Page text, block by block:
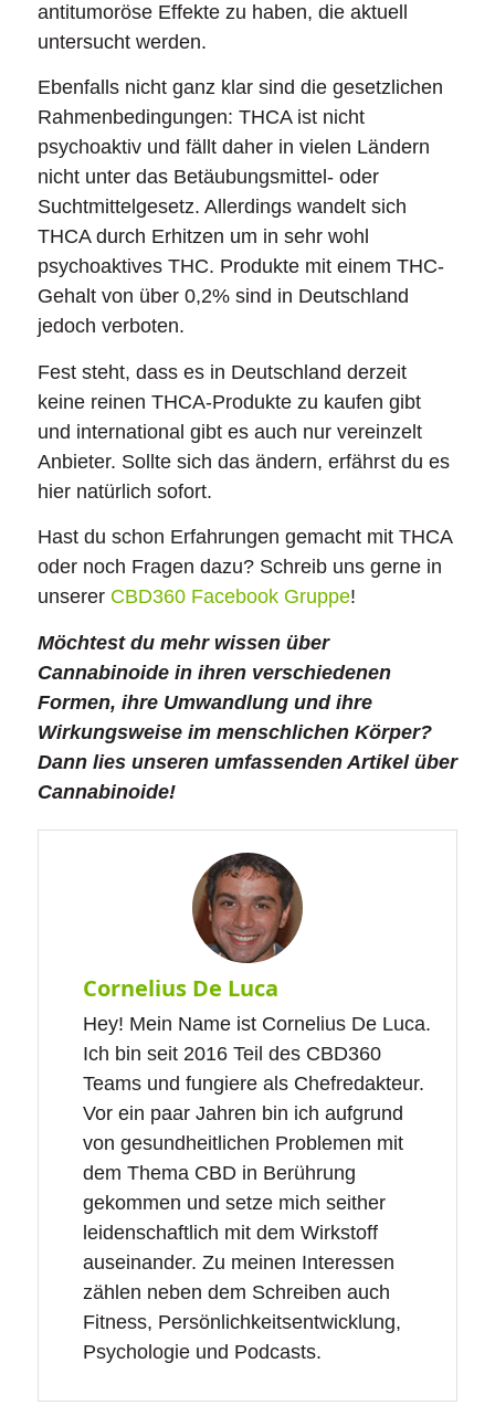
antitumoröse Effekte zu haben, die aktuell
untersucht werden.
Ebenfalls nicht ganz klar sind die gesetzlichen
Rahmenbedingungen: THCA ist nicht
psychoaktiv und fällt daher in vielen Ländern
nicht unter das Betäubungsmittel- oder
Suchtmittelgesetz. Allerdings wandelt sich
THCA durch Erhitzen um in sehr wohl
psychoaktives THC. Produkte mit einem THC-
Gehalt von über 0,2% sind in Deutschland
jedoch verboten.
Fest steht, dass es in Deutschland derzeit
keine reinen THCA-Produkte zu kaufen gibt
und international gibt es auch nur vereinzelt
Anbieter. Sollte sich das ändern, erfährst du es
hier natürlich sofort.
Hast du schon Erfahrungen gemacht mit THCA
oder noch Fragen dazu? Schreib uns gerne in
unserer CBD360 Facebook Gruppe!
Möchtest du mehr wissen über
Cannabinoide in ihren verschiedenen
Formen, ihre Umwandlung und ihre
Wirkungsweise im menschlichen Körper?
Dann lies unseren umfassenden Artikel über
Cannabinoide!
Cornelius De Luca
Hey! Mein Name ist Cornelius De Luca.
Ich bin seit 2016 Teil des CBD360
Teams und fungiere als Chefredakteur.
Vor ein paar Jahren bin ich aufgrund
von gesundheitlichen Problemen mit
dem Thema CBD in Berührung
gekommen und setze mich seither
leidenschaftlich mit dem Wirkstoff
auseinander. Zu meinen Interessen
zählen neben dem Schreiben auch
Fitness, Persönlichkeitsentwicklung,
Psychologie und Podcasts.